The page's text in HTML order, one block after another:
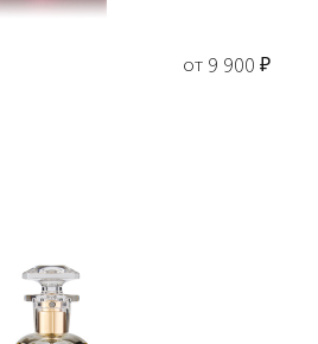
от 9 900 ₽
Подробнее